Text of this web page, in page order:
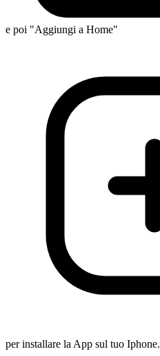
e poi "Aggiungi a Home"
per installare la App sul tuo Iphone.